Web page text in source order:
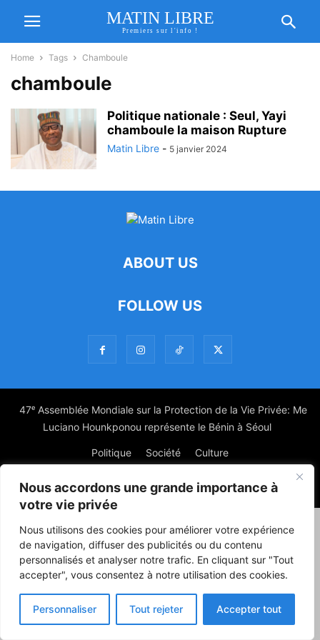
Nous accordons une grande importance à
votre vie privée
Nous utilisons des cookies pour améliorer votre expérience
de navigation, diffuser des publicités ou du contenu
personnalisés et analyser notre trafic. En cliquant sur "Tout
accepter", vous consentez à notre utilisation des cookies.
Personnaliser Tout rejeter Accepter tout
MATIN LIBRE
Premiers sur l'info !
Home Tags Chamboule
chamboule
Politique nationale : Seul, Yayi
chamboule la maison Rupture
Matin Libre - 5 janvier 2024
ABOUT US
FOLLOW US
47ᵉ Assemblée Mondiale sur la Protection de la Vie Privée: Me
Luciano Hounkponou représente le Bénin à Séoul
Politique Société Culture
© Powered by digitXplus Francophone